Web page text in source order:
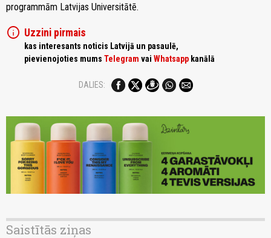
programmām Latvijas Universitātē.
info Uzzini pirmais
kas interesants noticis Latvijā un pasaulē,
pievienojoties mums Telegram vai Whatsapp kanālā
DALIES:
Saistītās ziņas